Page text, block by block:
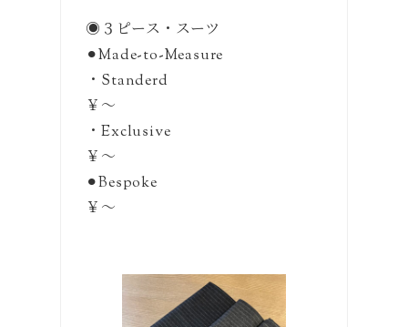
◉３ピース・スーツ
⚫︎Made-to-Measure
・Standerd
￥〜
・Exclusive
￥〜
⚫︎Bespoke
￥〜